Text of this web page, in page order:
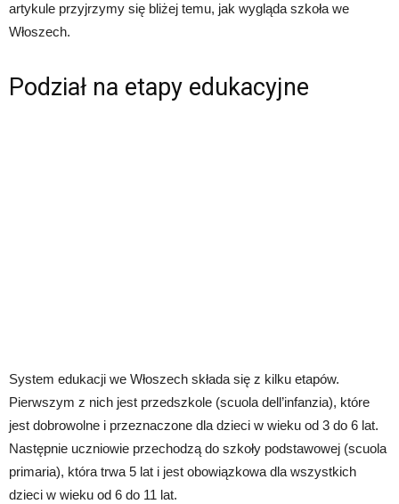
artykule przyjrzymy się bliżej temu, jak wygląda szkoła we
Włoszech.
Podział na etapy edukacyjne
System edukacji we Włoszech składa się z kilku etapów.
Pierwszym z nich jest przedszkole (scuola dell’infanzia), które
jest dobrowolne i przeznaczone dla dzieci w wieku od 3 do 6 lat.
Następnie uczniowie przechodzą do szkoły podstawowej (scuola
primaria), która trwa 5 lat i jest obowiązkowa dla wszystkich
dzieci w wieku od 6 do 11 lat.